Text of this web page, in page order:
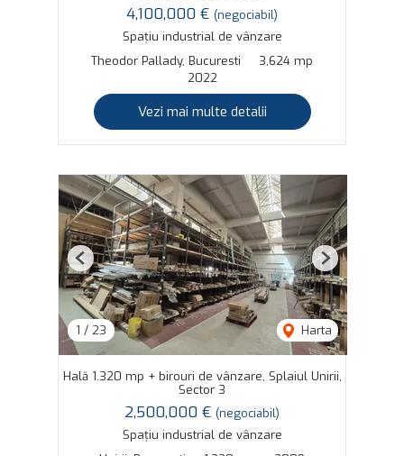
4,100,000 € (negociabil)
Spațiu industrial de vânzare
Theodor Pallady, Bucuresti
3,624 mp
2022
Vezi mai multe detalii
1 / 23 Harta
Previous Next
Hală 1.320 mp + birouri de vânzare, Splaiul Unirii,
Sector 3
2,500,000 € (negociabil)
Spațiu industrial de vânzare